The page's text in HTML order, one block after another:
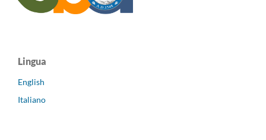
Lingua
English
Italiano